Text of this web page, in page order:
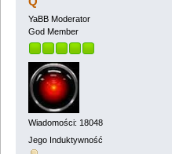
YaBB Moderator
God Member
Wiadomości: 18048
Jego Induktywność